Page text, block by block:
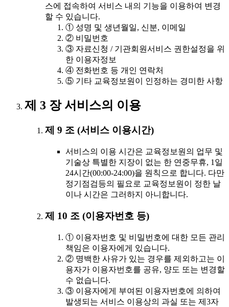
스에 접속하여 서비스 내의 기능을 이용하여 변경
할 수 있습니다.
① 성명 및 생년월일, 신분, 이메일
② 비밀번호
③ 자료신청 / 기관회원서비스 권한설정을 위
한 이용자정보
④ 전화번호 등 개인 연락처
⑤ 기타 교육정보원이 인정하는 경미한 사항
제 3 장 서비스의 이용
제 9 조 (서비스 이용시간)
서비스의 이용 시간은 교육정보원의 업무 및
기술상 특별한 지장이 없는 한 연중무휴, 1일
24시간(00:00-24:00)을 원칙으로 합니다. 다만
정기점검등의 필요로 교육정보원이 정한 날
이나 시간은 그러하지 아니합니다.
제 10 조 (이용자번호 등)
① 이용자번호 및 비밀번호에 대한 모든 관리
책임은 이용자에게 있습니다.
② 명백한 사유가 있는 경우를 제외하고는 이
용자가 이용자번호를 공유, 양도 또는 변경할
수 없습니다.
③ 이용자에게 부여된 이용자번호에 의하여
발생되는 서비스 이용상의 과실 또는 제3자